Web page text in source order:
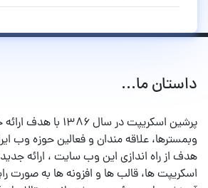
ما...
پرشین اسکریپت در سال ۱۳۸۶ با
علاقه مندان و فعالین حوزه وب
از راه اندازی این وب سایت ، ارائه
ها، قالب ها و افزونه ها به صورت